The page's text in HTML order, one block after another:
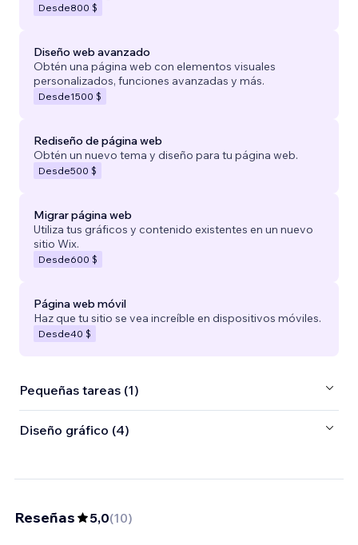
Desde800 $
Diseño web avanzado
Obtén una página web con elementos visuales
personalizados, funciones avanzadas y más.
Desde1500 $
Rediseño de página web
Obtén un nuevo tema y diseño para tu página web.
Desde500 $
Migrar página web
Utiliza tus gráficos y contenido existentes en un nuevo
sitio Wix.
Desde600 $
Página web móvil
Haz que tu sitio se vea increíble en dispositivos móviles.
Desde40 $
Pequeñas tareas (1)
Diseño gráfico (4)
Reseñas 5,0(10)